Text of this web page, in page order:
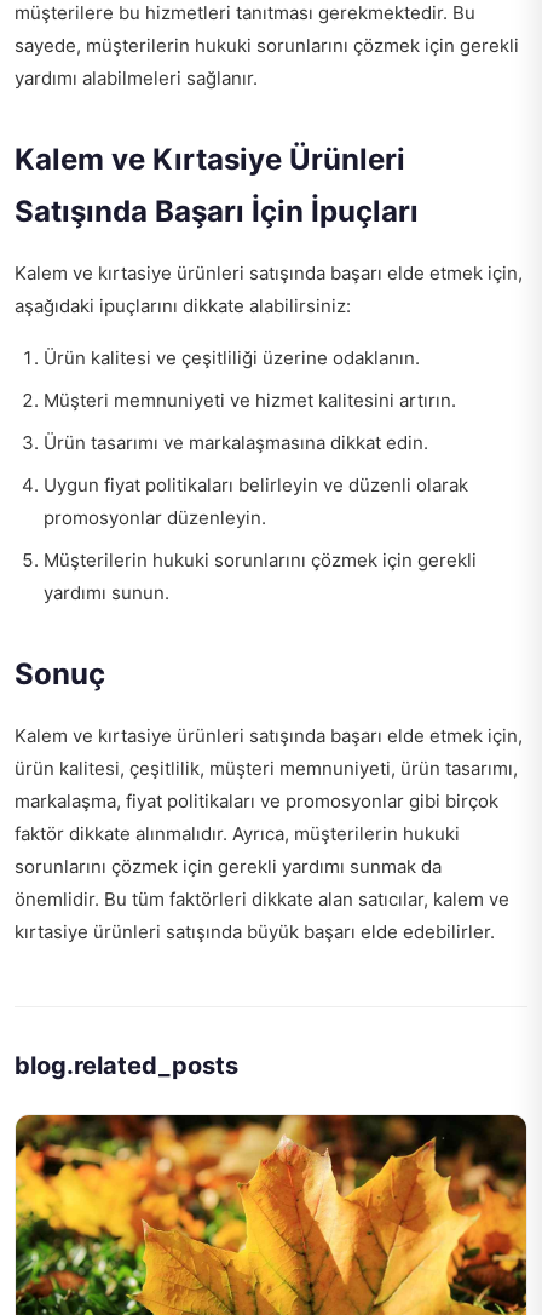
müşterilere bu hizmetleri tanıtması gerekmektedir. Bu
sayede, müşterilerin hukuki sorunlarını çözmek için gerekli
yardımı alabilmeleri sağlanır.
Kalem ve Kırtasiye Ürünleri
Satışında Başarı İçin İpuçları
Kalem ve kırtasiye ürünleri satışında başarı elde etmek için,
aşağıdaki ipuçlarını dikkate alabilirsiniz:
Ürün kalitesi ve çeşitliliği üzerine odaklanın.
Müşteri memnuniyeti ve hizmet kalitesini artırın.
Ürün tasarımı ve markalaşmasına dikkat edin.
Uygun fiyat politikaları belirleyin ve düzenli olarak
promosyonlar düzenleyin.
Müşterilerin hukuki sorunlarını çözmek için gerekli
yardımı sunun.
Sonuç
Kalem ve kırtasiye ürünleri satışında başarı elde etmek için,
ürün kalitesi, çeşitlilik, müşteri memnuniyeti, ürün tasarımı,
markalaşma, fiyat politikaları ve promosyonlar gibi birçok
faktör dikkate alınmalıdır. Ayrıca, müşterilerin hukuki
sorunlarını çözmek için gerekli yardımı sunmak da
önemlidir. Bu tüm faktörleri dikkate alan satıcılar, kalem ve
kırtasiye ürünleri satışında büyük başarı elde edebilirler.
blog.related_posts